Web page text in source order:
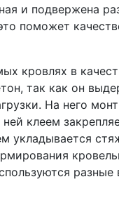
и подвержена
поможет
кровлях в
так как он
На него
клеем
укладывается
разные